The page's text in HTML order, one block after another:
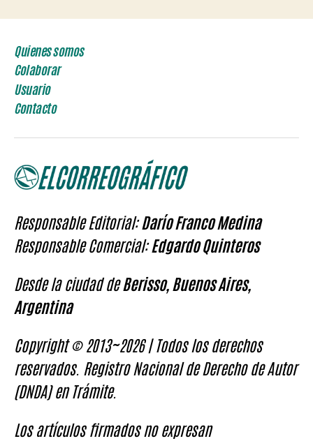
Quienes somos
Colaborar
Usuario
Contacto
Responsable Editorial:Darío Franco Medina
Responsable Comercial:Edgardo Quinteros
Desde la ciudad deBerisso, Buenos Aires,
Argentina
Copyright © 2013~2026 | Todos los derechos
reservados. Registro Nacional de Derecho de Autor
(DNDA) en Trámite.
Los artículos firmados no expresan